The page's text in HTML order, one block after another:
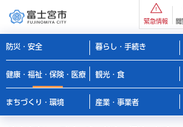
緊急情報 閲
防災・安全 暮らし・手続き
健康・福祉・保険・医療 観光・食
まちづくり・環境 産業・事業者